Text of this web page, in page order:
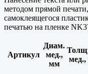
методом прямой
самоклеящегося
печатью на пленке
Артикул
Диам.
мед.,
мм